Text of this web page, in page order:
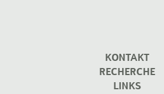
KONTAKT
RECHERCHE
LINKS